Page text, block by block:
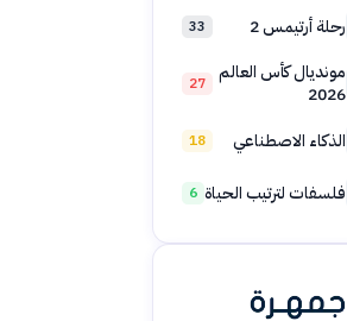
رحلة أرتيمس 2 33
مونديال كأس العالم
2026
27
الذكاء الاصطناعي 18
فلسفات لترتيب الحياة 6